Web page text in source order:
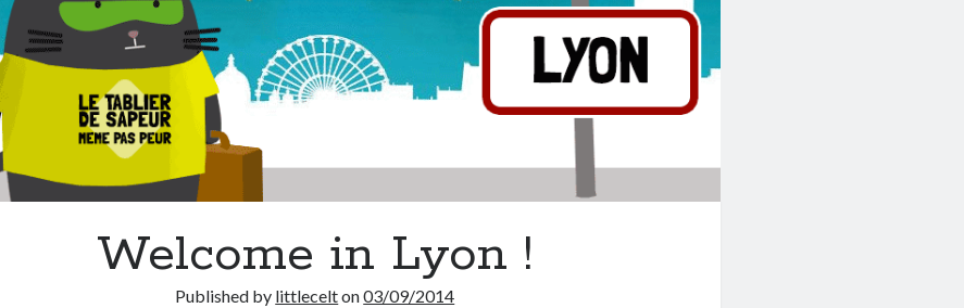
Welcome in Lyon !
Published by littlecelton03/09/2014